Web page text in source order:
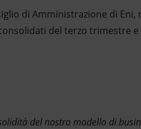
di Amministrazione di
del terzo trimestre e
del nostro modello di